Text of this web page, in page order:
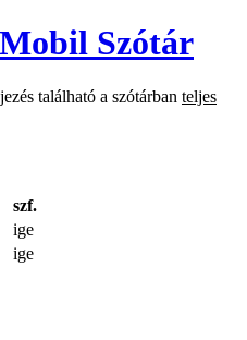
Szótár
található a szótárban teljes
szf.
ige
ige